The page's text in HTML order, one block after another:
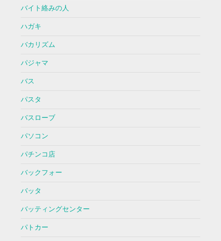
バイト絡みの人
ハガキ
バカリズム
パジャマ
バス
パスタ
バスローブ
パソコン
パチンコ店
バックフォー
バッタ
バッティングセンター
パトカー